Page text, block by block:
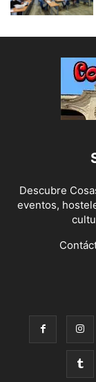
Descubre
eventos,